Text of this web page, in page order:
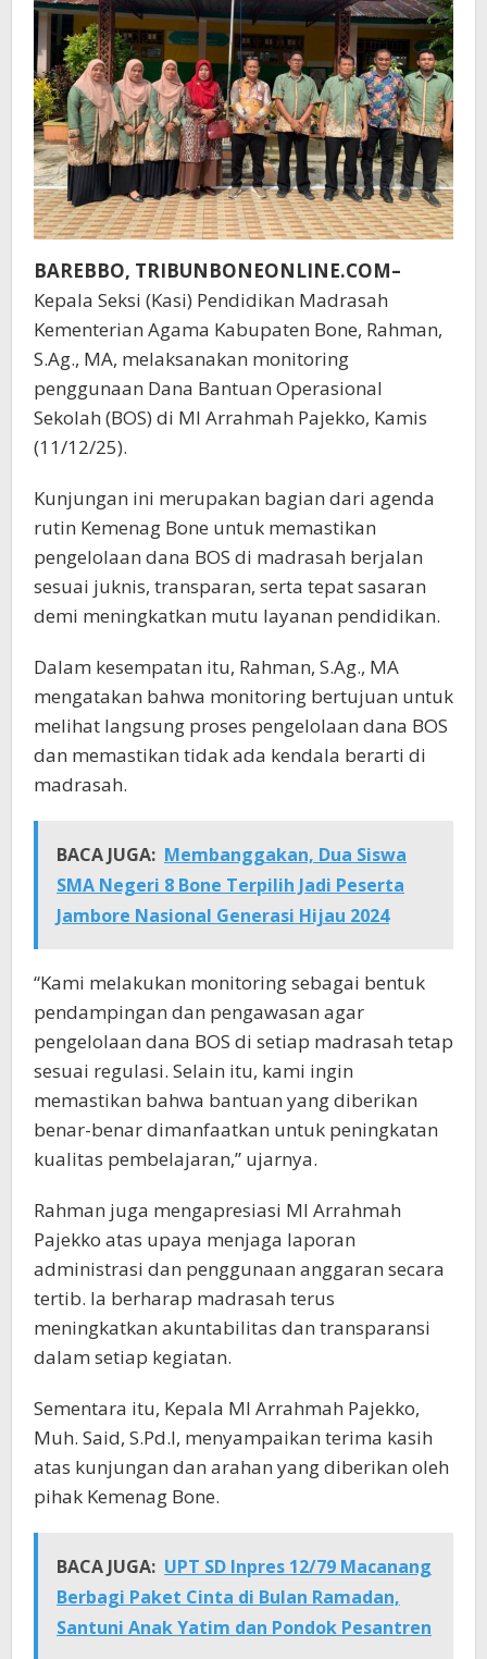
BAREBBO, TRIBUNBONEONLINE.COM–
Kepala Seksi (Kasi) Pendidikan Madrasah
Kementerian Agama Kabupaten Bone, Rahman,
S.Ag., MA, melaksanakan monitoring
penggunaan Dana Bantuan Operasional
Sekolah (BOS) di MI Arrahmah Pajekko, Kamis
(11/12/25).
Kunjungan ini merupakan bagian dari agenda
rutin Kemenag Bone untuk memastikan
pengelolaan dana BOS di madrasah berjalan
sesuai juknis, transparan, serta tepat sasaran
demi meningkatkan mutu layanan pendidikan.
Dalam kesempatan itu, Rahman, S.Ag., MA
mengatakan bahwa monitoring bertujuan untuk
melihat langsung proses pengelolaan dana BOS
dan memastikan tidak ada kendala berarti di
madrasah.
BACA JUGA: Membanggakan, Dua Siswa
SMA Negeri 8 Bone Terpilih Jadi Peserta
Jambore Nasional Generasi Hijau 2024
“Kami melakukan monitoring sebagai bentuk
pendampingan dan pengawasan agar
pengelolaan dana BOS di setiap madrasah tetap
sesuai regulasi. Selain itu, kami ingin
memastikan bahwa bantuan yang diberikan
benar-benar dimanfaatkan untuk peningkatan
kualitas pembelajaran,” ujarnya.
Rahman juga mengapresiasi MI Arrahmah
Pajekko atas upaya menjaga laporan
administrasi dan penggunaan anggaran secara
tertib. Ia berharap madrasah terus
meningkatkan akuntabilitas dan transparansi
dalam setiap kegiatan.
Sementara itu, Kepala MI Arrahmah Pajekko,
Muh. Said, S.Pd.I, menyampaikan terima kasih
atas kunjungan dan arahan yang diberikan oleh
pihak Kemenag Bone.
BACA JUGA: UPT SD Inpres 12/79 Macanang
Berbagi Paket Cinta di Bulan Ramadan,
Santuni Anak Yatim dan Pondok Pesantren